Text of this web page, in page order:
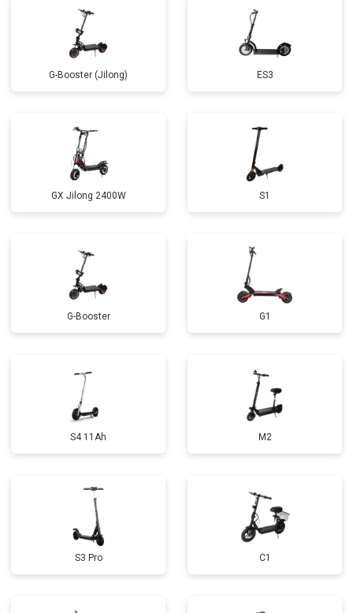
G-Booster (Jilong) ES3
GX Jilong 2400W S1
G-Booster G1
S4 11Ah M2
S3 Pro C1